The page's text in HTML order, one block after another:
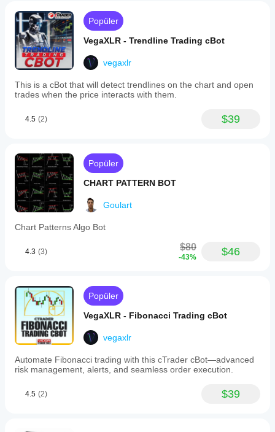
Popüler
VegaXLR - Trendline Trading cBot
vegaxlr
This is a cBot that will detect trendlines on the chart and open
trades when the price interacts with them.
4.5 (2) $39
Popüler
CHART PATTERN BOT
Goulart
Chart Patterns Algo Bot
4.3 (3) $80
-43% $46
Popüler
VegaXLR - Fibonacci Trading cBot
vegaxlr
Automate Fibonacci trading with this cTrader cBot—advanced
risk management, alerts, and seamless order execution.
4.5 (2) $39